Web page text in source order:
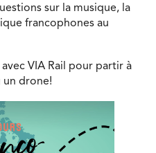
sur la musique, la
francophones au
VIA Rail pour partir à
un drone!